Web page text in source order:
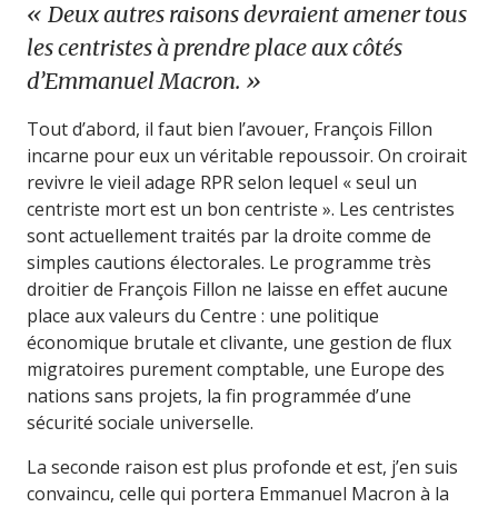
Deux autres raisons devraient amener tous
les centristes à prendre place aux côtés
d’Emmanuel Macron.
Tout d’abord, il faut bien l’avouer, François Fillon
incarne pour eux un véritable repoussoir. On croirait
revivre le vieil adage RPR selon lequel « seul un
centriste mort est un bon centriste ». Les centristes
sont actuellement traités par la droite comme de
simples cautions électorales. Le programme très
droitier de François Fillon ne laisse en effet aucune
place aux valeurs du Centre : une politique
économique brutale et clivante, une gestion de flux
migratoires purement comptable, une Europe des
nations sans projets, la fin programmée d’une
sécurité sociale universelle.
La seconde raison est plus profonde et est, j’en suis
convaincu, celle qui portera Emmanuel Macron à la